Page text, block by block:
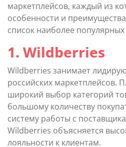
маркетплейсов, каждый из
особенности и
список наиболее
1. Wildberries
Wildberries занимает
российских маркетплейсов.
широкий выбор категорий
большому количеству
систему работы с
Wildberries объясняется
лояльности к клиентам.